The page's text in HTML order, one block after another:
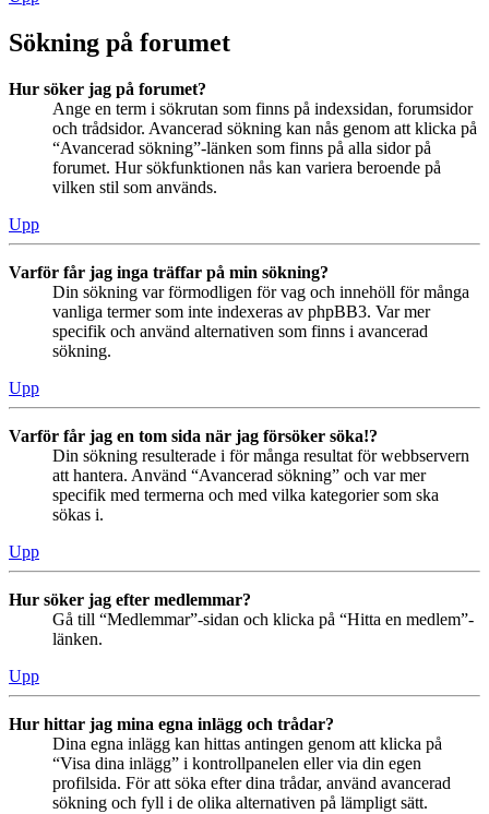
Sökning på forumet
Hur söker jag på forumet?
Ange en term i sökrutan som finns på indexsidan, forumsidor
och trådsidor. Avancerad sökning kan nås genom att klicka på
“Avancerad sökning”-länken som finns på alla sidor på
forumet. Hur sökfunktionen nås kan variera beroende på
vilken stil som används.
Upp
Varför får jag inga träffar på min sökning?
Din sökning var förmodligen för vag och innehöll för många
vanliga termer som inte indexeras av phpBB3. Var mer
specifik och använd alternativen som finns i avancerad
sökning.
Upp
Varför får jag en tom sida när jag försöker söka!?
Din sökning resulterade i för många resultat för webbservern
att hantera. Använd “Avancerad sökning” och var mer
specifik med termerna och med vilka kategorier som ska
sökas i.
Upp
Hur söker jag efter medlemmar?
Gå till “Medlemmar”-sidan och klicka på “Hitta en medlem”-
länken.
Upp
Hur hittar jag mina egna inlägg och trådar?
Dina egna inlägg kan hittas antingen genom att klicka på
“Visa dina inlägg” i kontrollpanelen eller via din egen
profilsida. För att söka efter dina trådar, använd avancerad
sökning och fyll i de olika alternativen på lämpligt sätt.